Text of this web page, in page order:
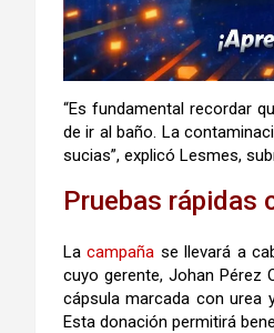
“Es fundamental recordar
de ir al baño. La
sucias”, explicó Lesmes,
Pruebas rápidas
Lacampaña se llevará a
cuyo gerente, Johan Pérez
cápsula marcada con urea
Esta donación permitirá